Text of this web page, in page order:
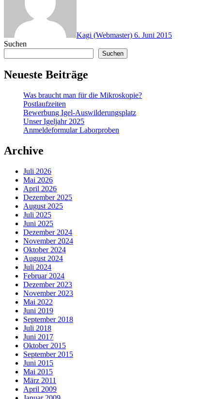
Kagi (Webmaster) 6. Juni 2015
Suchen
Suchen
Neueste Beiträge
Was braucht man für die Mikroskopie?
Postlaufzeiten
Bewerbung Igel-Auswilderungsplatz
Unser Igeljahr 2025
Anmeldeformular Laborproben
Archive
Juli 2026
Mai 2026
April 2026
Dezember 2025
August 2025
Juli 2025
Juni 2025
Dezember 2024
November 2024
Oktober 2024
August 2024
Juli 2024
Februar 2024
Dezember 2023
November 2023
Mai 2022
Juni 2019
September 2018
Juli 2018
Juni 2017
Oktober 2015
September 2015
Juni 2015
Mai 2015
März 2011
April 2009